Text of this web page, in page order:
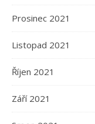
Prosinec 2021
Listopad 2021
Říjen 2021
Září 2021